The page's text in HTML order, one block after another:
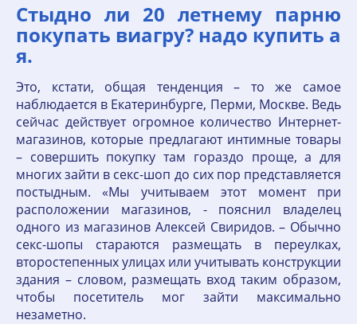
Стыдно ли 20 летнему парню
покупать виагру? надо купить а
я.
Это, кстати, общая тенденция – то же самое
наблюдается в Екатеринбурге, Перми, Москве. Ведь
сейчас действует огромное количество Интернет-
магазинов, которые предлагают интимные товары
– совершить покупку там гораздо проще, а для
многих зайти в секс-шоп до сих пор представляется
постыдным. «Мы учитываем этот момент при
расположении магазинов, - пояснил владелец
одного из магазинов Алексей Свиридов. – Обычно
секс-шопы стараются размещать в переулках,
второстепенных улицах или учитывать конструкции
здания – словом, размещать вход таким образом,
чтобы посетитель мог зайти максимально
незаметно.